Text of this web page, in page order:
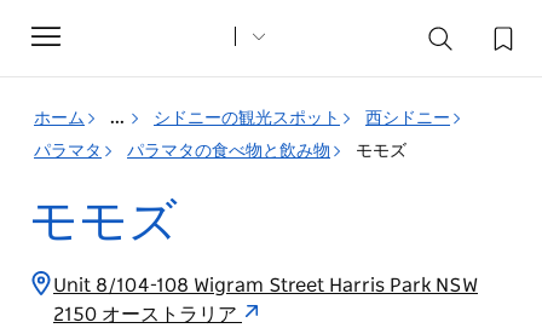
Toggle
navigation
ホーム ... シドニーの観光スポット
西シドニー
パラマタ
パラマタの食べ物と飲み物 モモズ
モモズ
Unit 8/104-108 Wigram Street Harris Park NSW
2150 オーストラリア